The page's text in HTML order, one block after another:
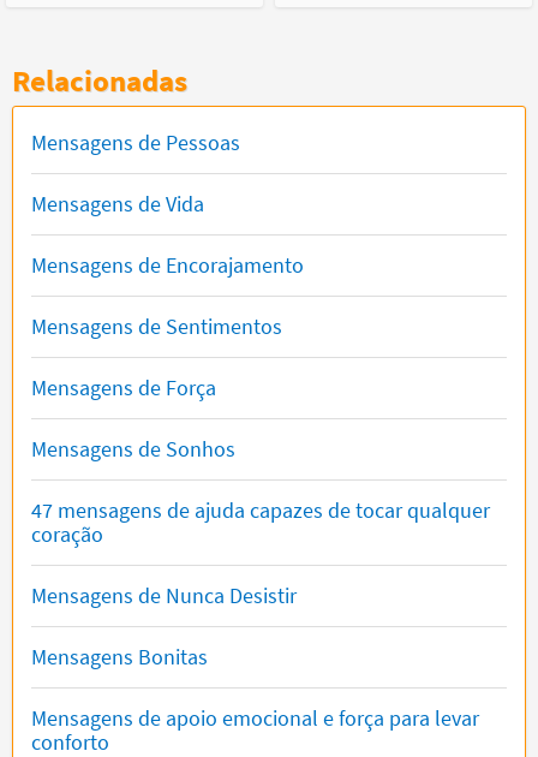
Relacionadas
Mensagens de Pessoas
Mensagens de Vida
Mensagens de Encorajamento
Mensagens de Sentimentos
Mensagens de Força
Mensagens de Sonhos
47 mensagens de ajuda capazes de tocar qualquer
coração
Mensagens de Nunca Desistir
Mensagens Bonitas
Mensagens de apoio emocional e força para levar
conforto